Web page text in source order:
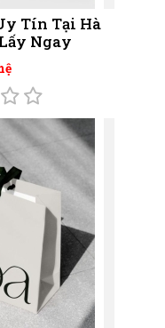
Tín Tại Hà
Ngay